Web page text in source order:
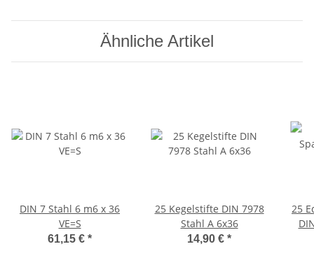
Ähnliche Artikel
DIN 7 Stahl 6 m6 x 36
VE=S
61,15 € *
25 Kegelstifte DIN 7978
Stahl A 6x36
14,90 € *
25